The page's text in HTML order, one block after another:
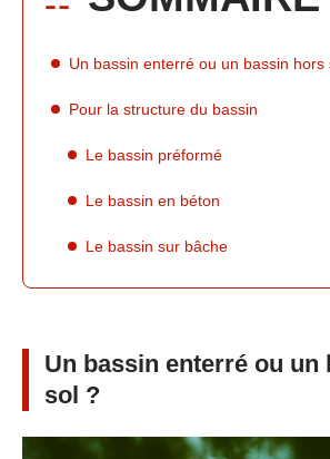
Un bassin enterré ou un bassin hors
Pour la structure du bassin
Le bassin préformé
Le bassin en béton
Le bassin sur bâche
Un bassin enterré ou un
sol ?